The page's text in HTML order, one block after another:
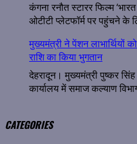
कंगना रनौत स्टारर फिल्म
ओटीटी प्लेटफॉर्म पर पहुंचने के
मुख्यमंत्री ने पेंशन
राशि का किया भुगतान
देहरादून। मुख्यमंत्री पुष्कर
कार्यालय में समाज कल्याण
CATEGORIES